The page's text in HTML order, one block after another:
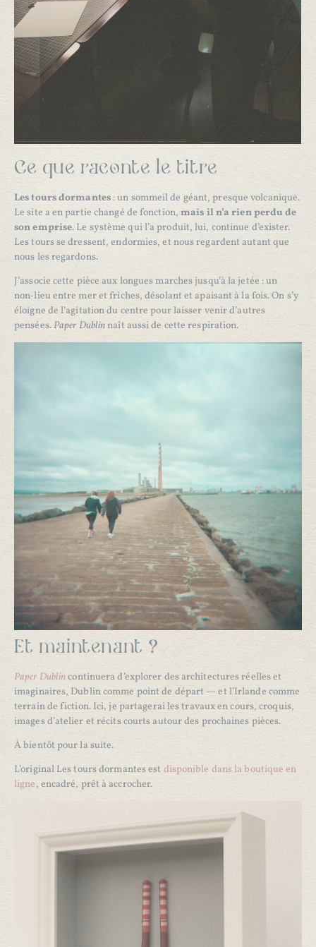
Ce que raconte le titre
Les tours dormantes: un sommeil de géant, presque volcanique.
Le site a en partie changé de fonction,mais il n’a rien perdu de
son emprise. Le système qui l’a produit, lui, continue d’exister.
Les tours se dressent, endormies, et nous regardent autant que
nous les regardons.
J’associe cette pièce aux longues marches jusqu’à la jetée : un
non‑lieu entre mer et friches, désolant et apaisant à la fois. On s’y
éloigne de l’agitation du centre pour laisser venir d’autres
pensées.Paper Dublinnaît aussi de cette respiration.
Et maintenant ?
Paper Dublincontinuera d’explorer des architectures réelles et
imaginaires, Dublin comme point de départ — et l’Irlande comme
terrain de fiction. Ici, je partagerai les travaux en cours, croquis,
images d’atelier et récits courts autour des prochaines pièces.
À bientôt pour la suite.
L’original Les tours dormantes est disponible dans la boutique en
ligne, encadré, prêt à accrocher.